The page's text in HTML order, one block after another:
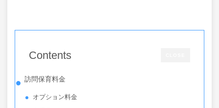
Contents
訪問保育料金
オプション料金